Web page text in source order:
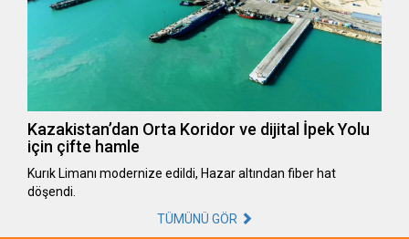
Kazakistan’dan Orta Koridor ve dijital İpek Yolu
için çifte hamle
Kurık Limanı modernize edildi, Hazar altından fiber hat
döşendi.
TÜMÜNÜ GÖR